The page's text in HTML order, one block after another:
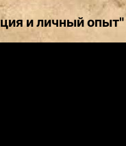
и личный опыт"